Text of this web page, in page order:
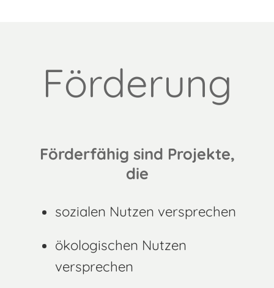
Förderung
Förderfähig sind Projekte,
die
sozialen Nutzen versprechen
ökologischen Nutzen
versprechen